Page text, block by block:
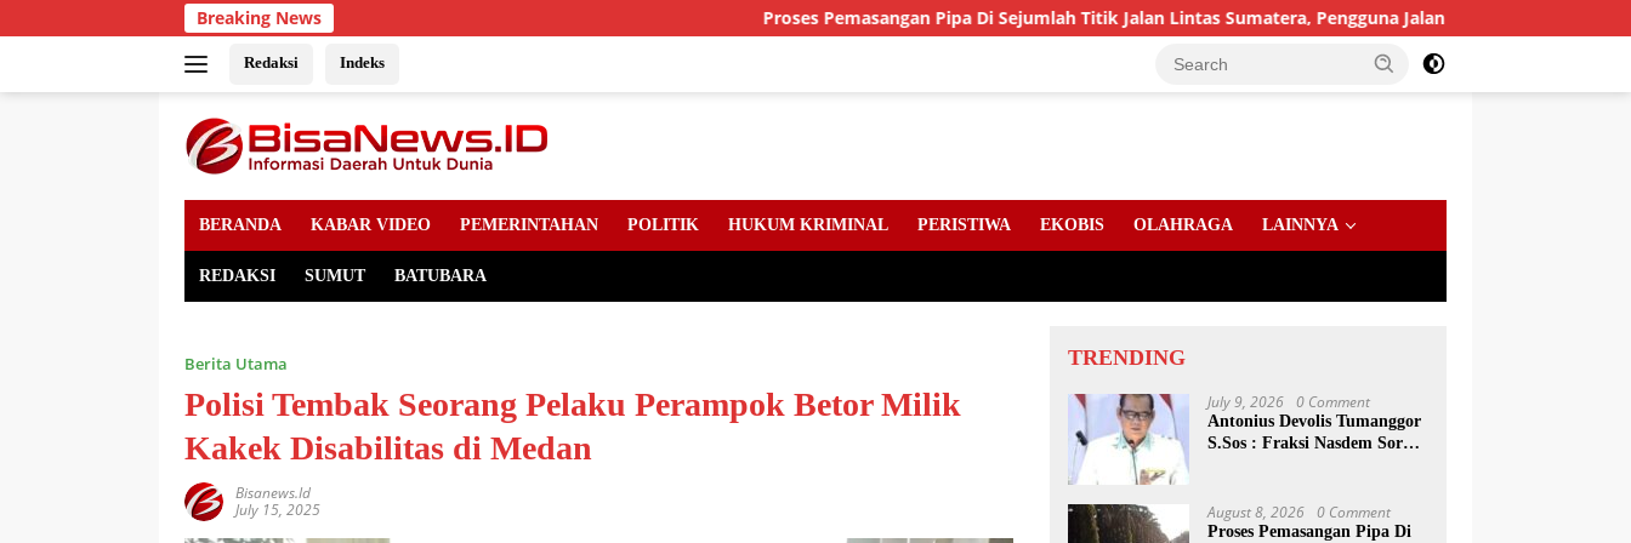
to
Breaking News Proses Pemasangan Pipa Di Sejumlah Titik Jalan Lintas Sumatera, Pengguna Jalan diimbau Untuk meningkatkan
Redaksi Indeks
BERANDA KABAR VIDEO PEMERINTAHAN POLITIK HUKUM KRIMINAL PERISTIWA EKOBIS OLAHRAGA LAINNYA
REDAKSI SUMUT BATUBARA
Berita Utama
Polisi Tembak Seorang Pelaku Perampok Betor Milik
Kakek Disabilitas di Medan
Bisanews.id
July 15, 2025
TRENDING
July 9, 2026 0 Comment
Antonius Devolis Tumanggor
S.Sos : Fraksi Nasdem Soroti
August 8, 2026 0 Comment
Proses Pemasangan Pipa Di